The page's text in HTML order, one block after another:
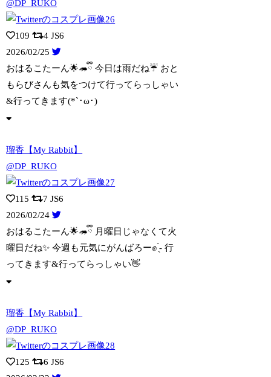
@DP_RUKO
109 4 JS6
2026/02/25
おはるこたーん🌟🦔ྀི 今日は雨だね☔️ おと
もらびさんも気をつけて行ってらっし ゃい
&行ってきます(*`･ω･)ゞ
瑠香【My Rabbit】
@DP_RUKO
115 7 JS6
2026/02/24
おはるこたーん🌟🦔ྀི 月曜日じゃなくて火
曜日だね✨️ 今週も元気にがんばろー✊ ̖́- 行
ってきます&行ってらっしゃい👋
瑠香【My Rabbit】
@DP_RUKO
125 6 JS6